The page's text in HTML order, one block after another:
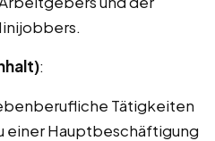
:
Tätigkeiten
einer Hauptbeschäftigung